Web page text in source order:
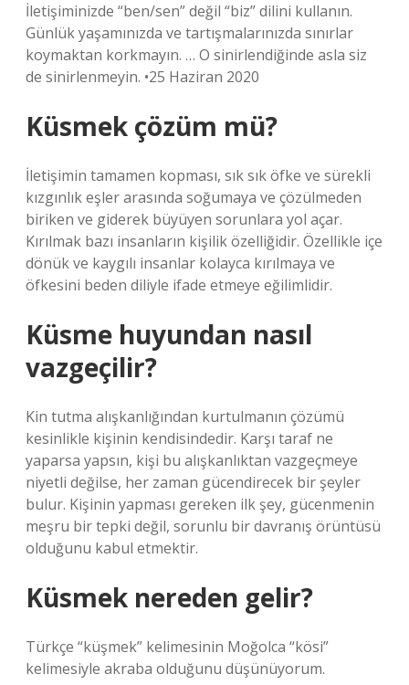
İletişiminizde “ben/sen” değil “biz” dilini kullanın.
Günlük yaşamınızda ve tartışmalarınızda sınırlar
koymaktan korkmayın. … O sinirlendiğinde asla siz
de sinirlenmeyin. •25 Haziran 2020
Küsmek çözüm mü?
İletişimin tamamen kopması, sık sık öfke ve sürekli
kızgınlık eşler arasında soğumaya ve çözülmeden
biriken ve giderek büyüyen sorunlara yol açar.
Kırılmak bazı insanların kişilik özelliğidir. Özellikle içe
dönük ve kaygılı insanlar kolayca kırılmaya ve
öfkesini beden diliyle ifade etmeye eğilimlidir.
Küsme huyundan nasıl
vazgeçilir?
Kin tutma alışkanlığından kurtulmanın çözümü
kesinlikle kişinin kendisindedir. Karşı taraf ne
yaparsa yapsın, kişi bu alışkanlıktan vazgeçmeye
niyetli değilse, her zaman gücendirecek bir şeyler
bulur. Kişinin yapması gereken ilk şey, gücenmenin
meşru bir tepki değil, sorunlu bir davranış örüntüsü
olduğunu kabul etmektir.
Küsmek nereden gelir?
Türkçe “küşmek” kelimesinin Moğolca “kösi”
kelimesiyle akraba olduğunu düşünüyorum.